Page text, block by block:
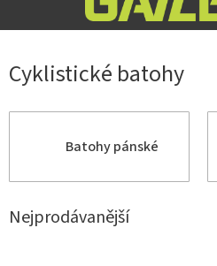
Cyklistické batohy
Batohy pánské
Nejprodávanější